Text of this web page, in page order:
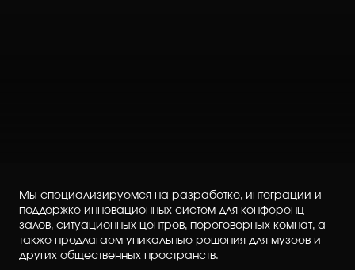
Мы специализируемся на разработке, интеграции и
поддержке инновационных систем для конференц-
залов, ситуационных центров, переговорных комнат, а
также предлагаем уникальные решения для музеев и
других общественных пространств.